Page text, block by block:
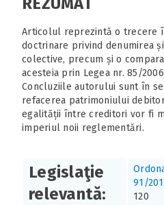
Articolul reprezintă o trecere
doctrinare privind denumirea
colective, precum și o
acesteia prin Legea nr. 85/
Concluziile autorului sunt în
refacerea patrimoniului
egalității între creditori vor fi
imperiul noii reglementări.
Legislaţie
relevantă:
91/
120